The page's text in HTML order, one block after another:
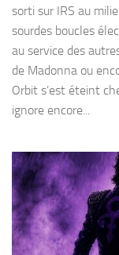
sorti sur IRS au
sourdes boucles
au service des
de Madonna ou
Orbit s’est éteint
ignore encore...